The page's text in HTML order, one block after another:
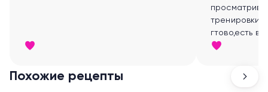
тренировки-
гтово,есть
заниматься:)
Похожие рецепты